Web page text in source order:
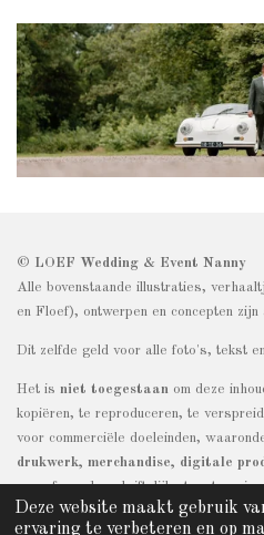
Deze website maakt gebruik
ervaring te verbeteren en op
© LOEF Wedding & Event Nanny
Alle bovenstaande illustraties,
en Floef), ontwerpen en concepten
Dit zelfde geld voor alle foto's, tekst
Het is niet toegestaan om deze
kopiëren, te reproduceren, te
voor commerciële doeleinden,
drukwerk, merchandise, digitale
voorafgaande schriftelijke
Overtreding kan leiden tot juridische